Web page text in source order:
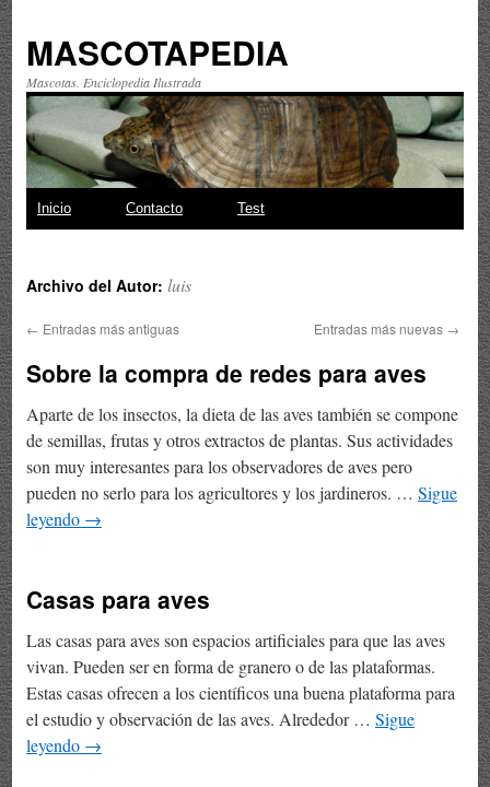
MASCOTAPEDIA
Mascotas. Enciclopedia Ilustrada
Saltar
contenido
Inicio Contacto Test
Archivo del Autor: luis
← Entradas más antiguas Entradas más nuevas →
Sobre la compra de redes para aves
Aparte de los insectos, la dieta de las aves también se compone
de semillas, frutas y otros extractos de plantas. Sus actividades
son muy interesantes para los observadores de aves pero
pueden no serlo para los agricultores y los jardineros. … Sigue
leyendo →
Casas para aves
Las casas para aves son espacios artificiales para que las aves
vivan. Pueden ser en forma de granero o de las plataformas.
Estas casas ofrecen a los científicos una buena plataforma para
el estudio y observación de las aves. Alrededor … Sigue
leyendo →